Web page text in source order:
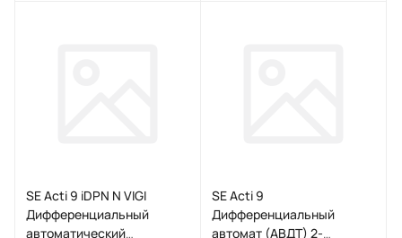
SE Acti 9 iDPN N VIGI
Дифференциальный
автоматический
SE Acti 9
Дифференциальный
автомат (АВДТ) 2-